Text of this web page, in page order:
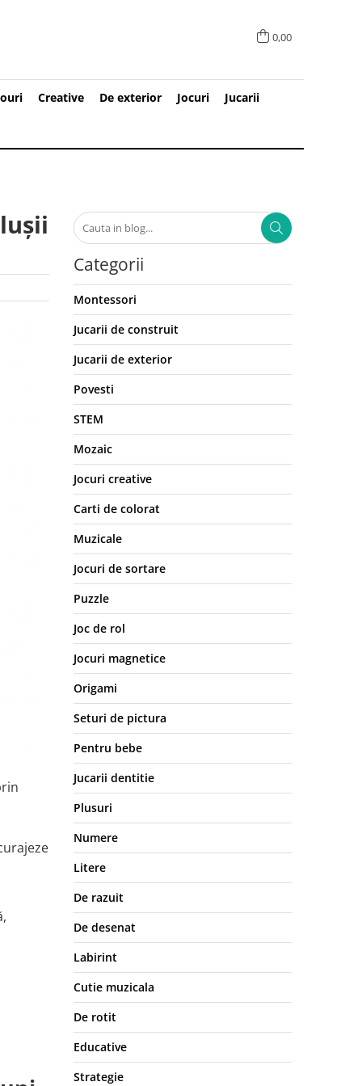
0,00
Creative De exterior Jocuri Jucarii
Categorii
Montessori
Jucarii de construit
Jucarii de exterior
Povesti
STEM
Mozaic
Jocuri creative
Carti de colorat
Muzicale
Jocuri de sortare
Puzzle
Joc de rol
Jocuri magnetice
Origami
Seturi de pictura
Pentru bebe
Jucarii dentitie
Plusuri
Numere
Litere
De razuit
De desenat
Labirint
Cutie muzicala
De rotit
Educative
Strategie